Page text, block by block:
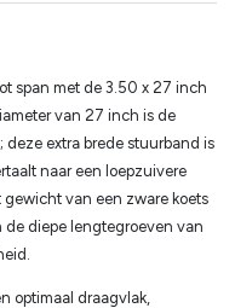
span met de 3.50 x 27 inch
van 27 inch is de
extra brede stuurband is
naar een loepzuivere
van een zware koets
diepe lengtegroeven van
optimaal draagvlak,